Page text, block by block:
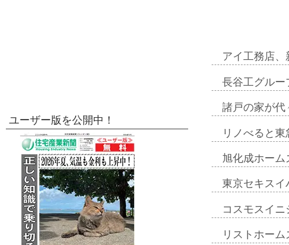
アイ工務店
長谷工グル
諸戸の家が
リノべると
旭化成ホー
東京セキス
コスモスイ
リストホー
ユーザー版を公開中！